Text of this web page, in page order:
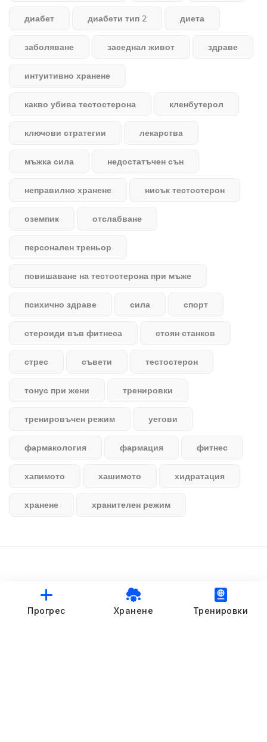
диабет диабети тип 2 диета
заболяване заседнал живот здраве
интуитивно хранене
какво убива тестостерона кленбутерол
ключови стратегии лекарства
мъжка сила недостатъчен сън
неправилно хранене нисък тестостерон
оземпик отслабване
персонален треньор
повишаване на тестостерона при мъже
психично здраве сила спорт
стероиди във фитнеса стоян станков
стрес съвети тестостерон
тонус при жени тренировки
тренировъчен режим уегови
фармакология фармация фитнес
хапимото хашимото хидратация
хранене хранителен режим
© StankovFit Progress App | 2025
Прогрес Хранене Тренировки